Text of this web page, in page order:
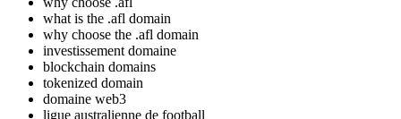
what is the .afl domain
why choose the .afl domain
investissement domaine
blockchain domains
tokenized domain
domaine web3
ligue australienne de football